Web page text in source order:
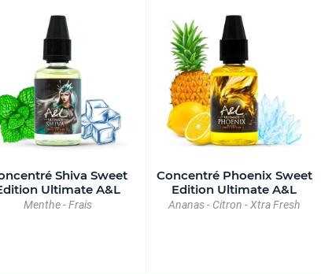
Shiva Sweet
Ultimate A&L
Menthe - Frais
Concentré Phoenix Sweet
Edition Ultimate A&L
Ananas - Citron - Xtra Fresh